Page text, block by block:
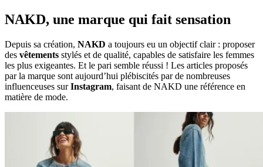
NAKD, une marque qui fait sensation
Depuis sa création, NAKD a toujours eu un objectif clair : proposer
des vêtements stylés et de qualité, capables de satisfaire les femmes
les plus exigeantes. Et le pari semble réussi ! Les articles proposés
par la marque sont aujourd’hui plébiscités par de nombreuses
influenceuses surInstagram, faisant de NAKD une référence en
matière de mode.